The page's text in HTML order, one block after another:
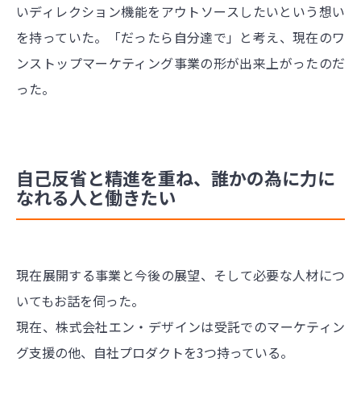
いディレクション機能をアウトソースしたいという想い
を持っていた。「だったら自分達で」と考え、現在のワ
ンストップマーケティング事業の形が出来上がったのだ
った。
自己反省と精進を重ね、誰かの為に力に
なれる人と働きたい
現在展開する事業と今後の展望、そして必要な人材につ
いてもお話を伺った。
現在、株式会社エン・デザインは受託でのマーケティン
グ支援の他、自社プロダクトを3つ持っている。